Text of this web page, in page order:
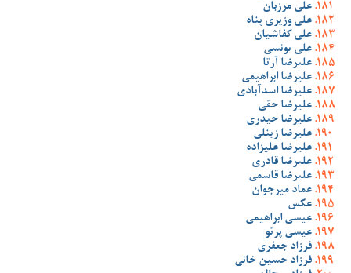
علی مرزبان
علی وزیری پناه
علی کفاشیان
علی یونسی
علیرضا آرتا
علیرضا ابراهیمی
علیرضا اسدآبادی
علیرضا حقی
علیرضا حیدری
علیرضا زینلی
علیرضا علیزاده
علیرضا قادری
علیرضا قاسمی
عماد میرجوان
عکس
عیسی ابراهیمی
عیسی پرتو
فرزاد جعفری
فرزاد حسین خانی